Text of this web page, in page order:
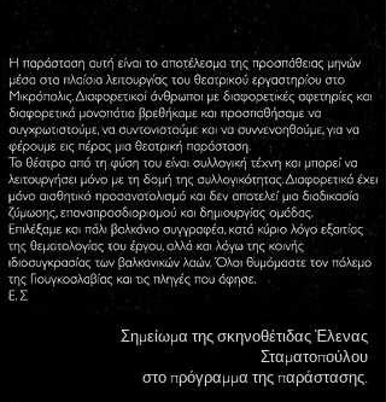
Σημείωμα της σκηνοθέτιδας Έλενας
Σταματοπούλου
στο πρόγραμμα της παράστασης.